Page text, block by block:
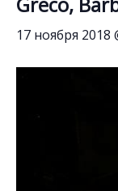
17 ноября 2018